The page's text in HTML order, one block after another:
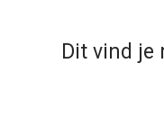
Dit vind
Items van